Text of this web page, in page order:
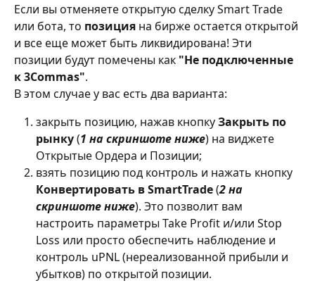
Если вы отменяете открытую сделку Smart Trade
или бота, то позиция на бирже остается открытой
и все еще может быть ликвидирована! Эти
позиции будут помечены как "Не подключенные
к 3Commas".
В этом случае у вас есть два варианта:
закрыть позицию, нажав кнопку Закрыть по
рынку (1 на скриншоте ниже) на виджете
Открытые Ордера и Позиции;
взять позицию под контроль и нажать кнопку
Конвертировать в SmartTrade (2 на
скриншоте ниже). Это позволит вам
настроить параметры Take Profit и/или Stop
Loss или просто обеспечить наблюдение и
контроль uPNL (нереализованной прибыли и
убытков) по открытой позиции.